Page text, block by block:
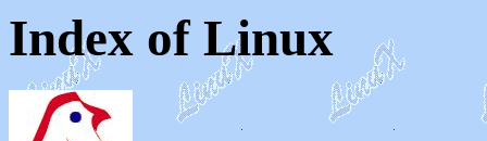
Index of Linux